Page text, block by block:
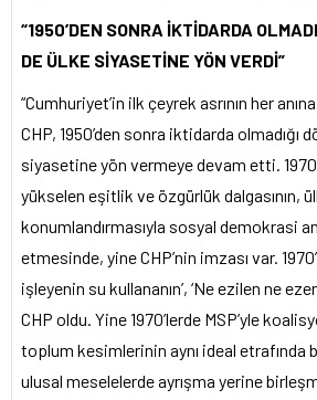
“1950’DEN SONRA İKTİDARDA
DE ÜLKE SİYASETİNE YÖN VERDİ”
“Cumhuriyet’in ilk çeyrek asrının her
CHP, 1950’den sonra iktidarda olmadığı
siyasetine yön vermeye devam etti.
yükselen eşitlik ve özgürlük dalgasının,
konumlandırmasıyla sosyal demokrasi
etmesinde, yine CHP’nin imzası var.
işleyenin su kullananın’, ‘Ne ezilen ne
CHP oldu. Yine 1970’lerde MSP’yle
toplum kesimlerinin aynı ideal etrafında
ulusal meselelerde ayrışma yerine